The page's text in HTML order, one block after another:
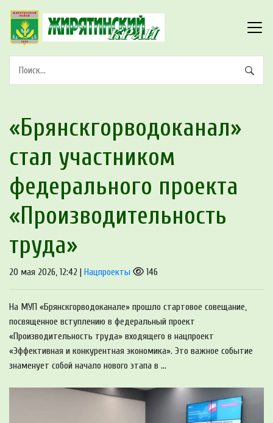
«Брянскгорводоканал»
стал участником
федерального проекта
«Производительность
труда»
20 мая 2026, 12:42 | Нацпроекты 146
На МУП «Брянскгорводоканале» прошло стартовое совещание,
посвященное вступлению в федеральный проект
«Производительность труда» входящего в нацпроект
«Эффективная и конкурентная экономика». Это важное событие
знаменует собой начало нового этапа в ...